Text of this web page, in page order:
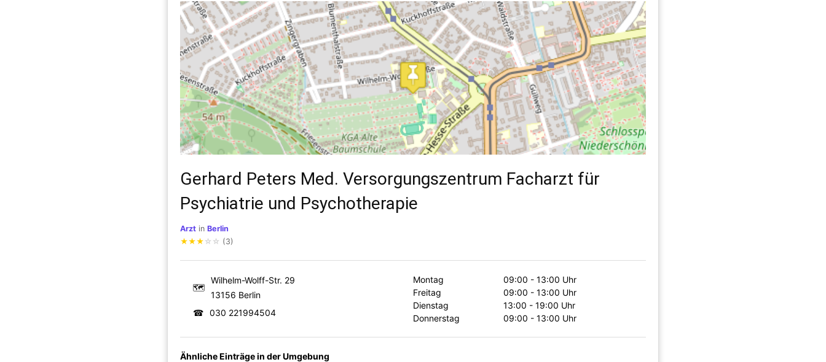
Gerhard Peters Med. Versorgungszentrum Facharzt für
Psychiatrie und Psychotherapie
Arzt in Berlin
★★★ ☆ ☆ (3)
🗺
Wilhelm-Wolff-Str. 29
13156 Berlin
☎ 030 221994504
Montag
09:00 - 13:00 Uhr
Freitag
09:00 - 13:00 Uhr
Dienstag
13:00 - 19:00 Uhr
Donnerstag
09:00 - 13:00 Uhr
Ähnliche Einträge in der Umgebung